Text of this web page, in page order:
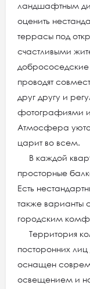
ландшафтным
оценить
террасы под
счастливыми
добрососедские
проводят
друг другу и
фотографиями и
Атмосфера
царит во всем.
В каждой
просторные
Есть
также варианты
городским
Территория
посторонних
оснащен
освещением и